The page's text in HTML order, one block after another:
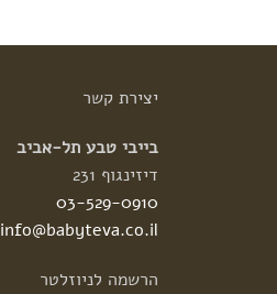
יצירתקשר
בייבי טבע תל-אביב
דיזינגוף 231
03-529-0910
info@babyteva.co.il
הרשמה לניוזלטר